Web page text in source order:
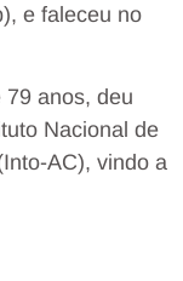
e faleceu no
anos, deu
Nacional de
AC), vindo a